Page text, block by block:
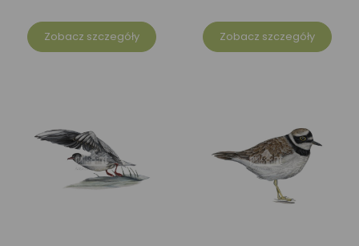
Zobacz szczegóły Zobacz szczegóły